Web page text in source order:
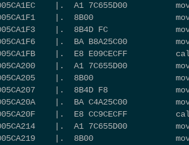
|.  A1 7C655D00
|.  8B00
|.  8B4D FC
|.  BA B8A25C00
|.  E8 E09CECFF
|.  A1 7C655D00
|.  8B00
|.  8B4D F8
|.  BA C4A25C00
|.  E8 CC9CECFF
|.  A1 7C655D00
|.  8B00